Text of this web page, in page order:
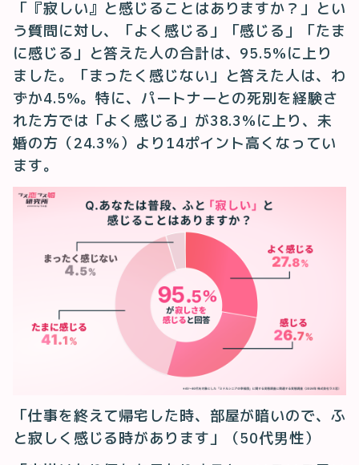
「『寂しい』と感じることはありますか？」とい
う質問に対し、「よく感じる」「感じる」「たま
に感じる」と答えた人の合計は、95.5%に上り
ました。「まったく感じない」と答えた人は、わ
ずか4.5%。特に、パートナーとの死別を経験さ
れた方では「よく感じる」が38.3%に上り、未
婚の方（24.3%）より14ポイント高くなってい
ます。
「仕事を終えて帰宅した時、部屋が暗いので、ふ
と寂しく感じる時があります」（50代男性）